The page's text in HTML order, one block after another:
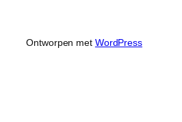
Ontworpen met WordPress